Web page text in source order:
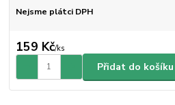
Nejsme plátci DPH
159 Kč/ks
Přidat do košíku